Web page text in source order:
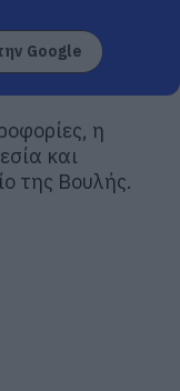
Google
η
και
της Βουλής.